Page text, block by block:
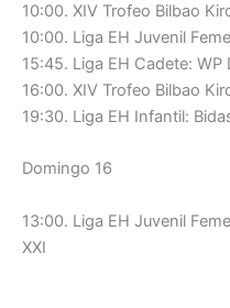
10:00. XIV Trofeo Bilbao
10:00. Liga EH Juvenil
15:45. Liga EH Cadete:
16:00. XIV Trofeo Bilbao
19:30. Liga EH Infantil:
Domingo 16
13:00. Liga EH Juvenil
XXI